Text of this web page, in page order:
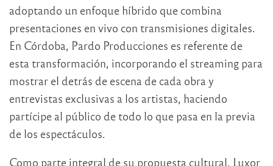
adoptando un enfoque híbrido que combina
presentaciones en vivo con transmisiones digitales.
En Córdoba, Pardo Producciones es referente de
esta transformación, incorporando el streaming para
mostrar el detrás de escena de cada obra y
entrevistas exclusivas a los artistas, haciendo
partícipe al público de todo lo que pasa en la previa
de los espectáculos.
Como parte integral de su propuesta cultural, Luxor